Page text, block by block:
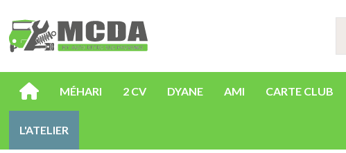
MÉHARI 2 CV DYANE AMI CARTE CLUB
L'ATELIER